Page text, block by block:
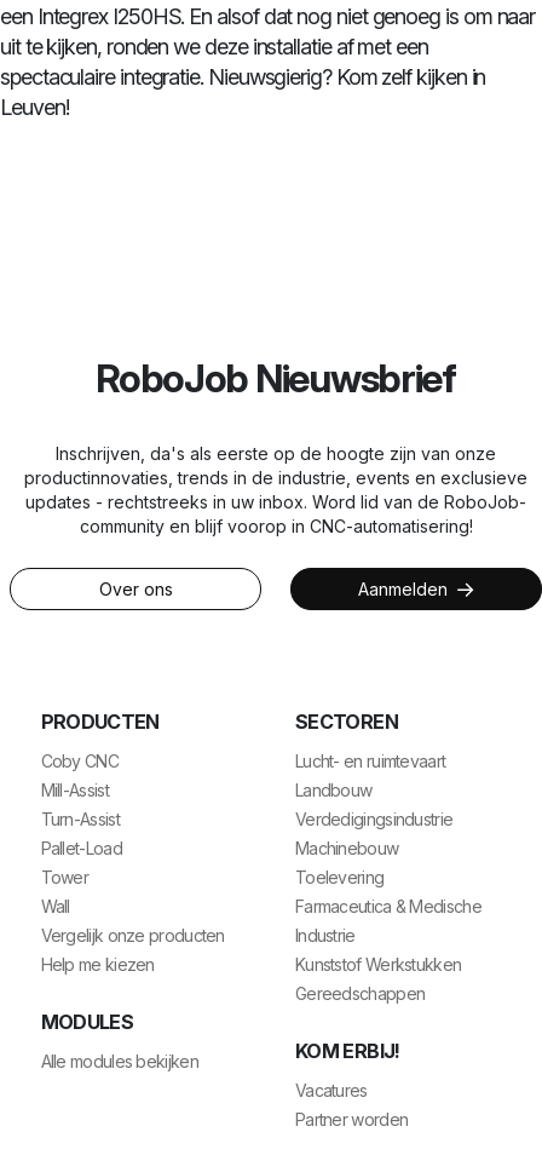
een Integrex I250HS. En alsof dat nog niet genoeg is om naar
uit te kijken, ronden we deze installatie af met een
spectaculaire integratie. Nieuwsgierig? Kom zelf kijken in
Leuven!
RoboJob Nieuwsbrief
Inschrijven, da's als eerste op de hoogte zijn van onze
productinnovaties, trends in de industrie, events en exclusieve
updates - rechtstreeks in uw inbox. Word lid van de RoboJob-
community en blijf voorop in CNC-automatisering!
Over ons Aanmelden
PRODUCTEN
Coby CNC
Mill-Assist
Turn-Assist
Pallet-Load
Tower
Wall
Vergelijk onze producten
Help me kiezen
MODULES
Alle modules bekijken
SECTOREN
Lucht- en ruimtevaart
Landbouw
Verdedigingsindustrie
Machinebouw
Toelevering
Farmaceutica & Medische
Industrie
Kunststof Werkstukken
Gereedschappen
KOM ERBIJ!
Vacatures
Partner worden